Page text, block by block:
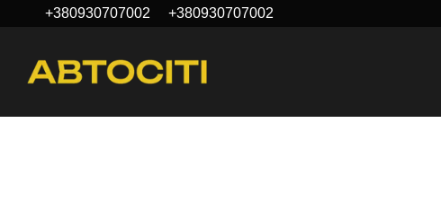
Перейти к основному контенту
+380930707002 +380930707002